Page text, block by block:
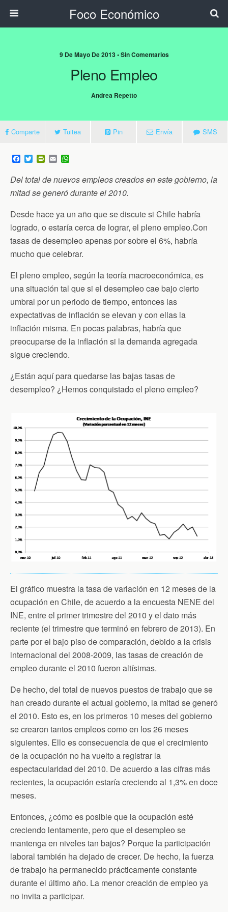
Foco Económico
9 De Mayo De 2013 • Sin Comentarios
Pleno Empleo
Andrea Repetto
Comparte Tuitea Pin Envía SMS
F
a
c
e
b
o
k
T
w
i
t
t
e
P
i
n
t
F
i
e
n
d
y
E
m
i
l
t
s
A
p
Del total de nuevos empleos creados en este gobierno, la
mitad se generó durante el 2010.
Desde hace ya un año que se discute si Chile habría
logrado, o estaría cerca de lograr, el pleno empleo.Con
tasas de desempleo apenas por sobre el 6%, habría
mucho que celebrar.
El pleno empleo, según la teoría macroeconómica, es
una situación tal que si el desempleo cae bajo cierto
umbral por un periodo de tiempo, entonces las
expectativas de inflación se elevan y con ellas la
inflación misma. En pocas palabras, habría que
preocuparse de la inflación si la demanda agregada
sigue creciendo.
¿Están aquí para quedarse las bajas tasas de
desempleo? ¿Hemos conquistado el pleno empleo?
El gráfico muestra la tasa de variación en 12 meses de la
ocupación en Chile, de acuerdo a la encuesta NENE del
INE, entre el primer trimestre del 2010 y el dato más
reciente (el trimestre que terminó en febrero de 2013). En
parte por el bajo piso de comparación, debido a la crisis
internacional del 2008-2009, las tasas de creación de
empleo durante el 2010 fueron altísimas.
De hecho, del total de nuevos puestos de trabajo que se
han creado durante el actual gobierno, la mitad se generó
el 2010. Esto es, en los primeros 10 meses del gobierno
se crearon tantos empleos como en los 26 meses
siguientes. Ello es consecuencia de que el crecimiento
de la ocupación no ha vuelto a registrar la
espectacularidad del 2010. De acuerdo a las cifras más
recientes, la ocupación estaría creciendo al 1,3% en doce
meses.
Entonces, ¿cómo es posible que la ocupación esté
creciendo lentamente, pero que el desempleo se
mantenga en niveles tan bajos? Porque la participación
laboral también ha dejado de crecer. De hecho, la fuerza
de trabajo ha permanecido prácticamente constante
durante el último año. La menor creación de empleo ya
no invita a participar.